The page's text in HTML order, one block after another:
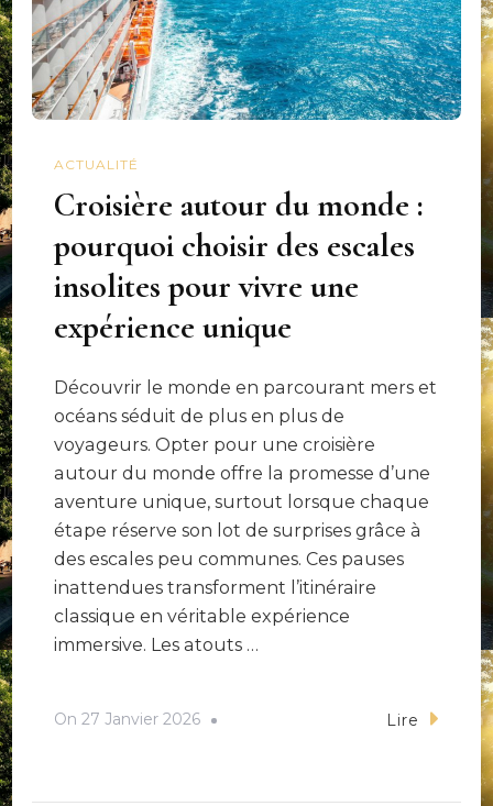
ACTUALITÉ
Croisière autour du monde :
pourquoi choisir des escales
insolites pour vivre une
expérience unique
Découvrir le monde en parcourant mers et
océans séduit de plus en plus de
voyageurs. Opter pour une croisière
autour du monde offre la promesse d’une
aventure unique, surtout lorsque chaque
étape réserve son lot de surprises grâce à
des escales peu communes. Ces pauses
inattendues transforment l’itinéraire
classique en véritable expérience
immersive. Les atouts …
On 27 Janvier 2026 Lire